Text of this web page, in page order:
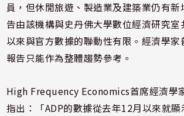
員，但休閒旅遊、製造業及建築業仍有新
告由該機構與史丹佛大學數位經濟研究室
以來與官方數據的聯動性有限。經濟學家
報告只能作為整體趨勢參考。
High Frequency Economics首席經濟學
指出：「ADP的數據從去年12月以來就